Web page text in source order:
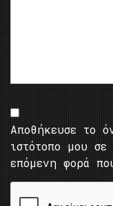
Αποθήκευσε το
ιστότοπο μου
επόμενη φορά